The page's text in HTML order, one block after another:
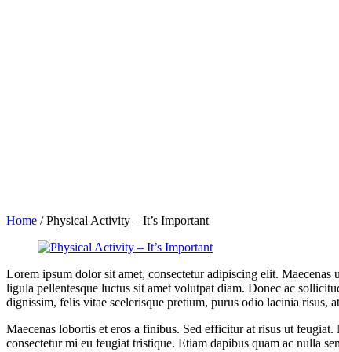
Home /Physical Activity – It’s Important
Lorem ipsum dolor sit amet, consectetur adipiscing elit.
ligula pellentesque luctus sit amet volutpat diam. Donec ac
dignissim, felis vitae scelerisque pretium, purus odio lacinia risus,
Maecenas lobortis et eros a finibus. Sed efficitur at risus ut
consectetur mi eu feugiat tristique. Etiam dapibus quam ac nulla